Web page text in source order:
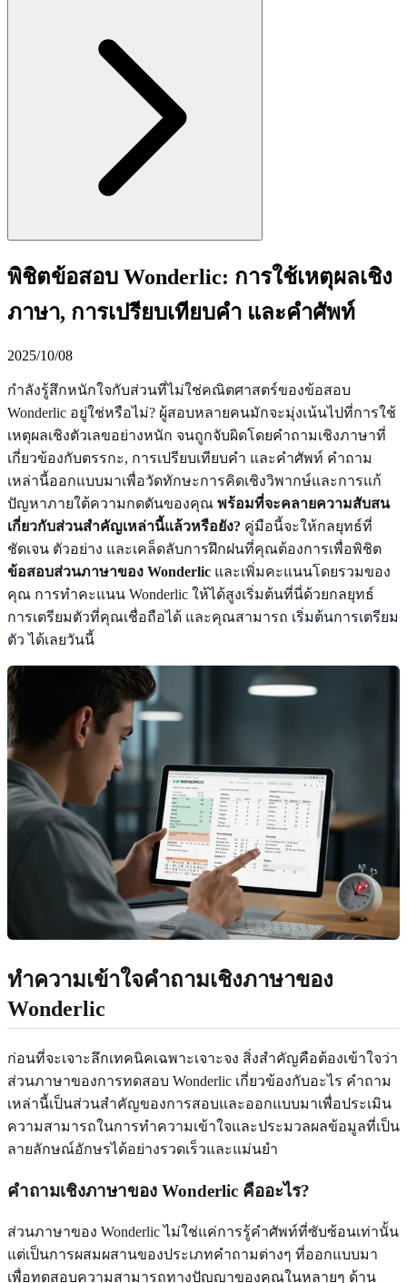
พิชิตข้อสอบ Wonderlic: การใช้เหตุผลเชิง
ภาษา, การเปรียบเทียบคำ และคำศัพท์
2025/10/08
กำลังรู้สึกหนักใจกับส่วนที่ไม่ใช่คณิตศาสตร์ของข้อสอบ
Wonderlic อยู่ใช่หรือไม่? ผู้สอบหลายคนมักจะมุ่งเน้นไปที่การใช้
เหตุผลเชิงตัวเลขอย่างหนัก จนถูกจับผิดโดยคำถามเชิงภาษาที่
เกี่ยวข้องกับตรรกะ, การเปรียบเทียบคำ และคำศัพท์ คำถาม
เหล่านี้ออกแบบมาเพื่อวัดทักษะการคิดเชิงวิพากษ์และการแก้
ปัญหาภายใต้ความกดดันของคุณ พร้อมที่จะคลายความสับสน
เกี่ยวกับส่วนสำคัญเหล่านี้แล้วหรือยัง? คู่มือนี้จะให้กลยุทธ์ที่
ชัดเจน ตัวอย่าง และเคล็ดลับการฝึกฝนที่คุณต้องการเพื่อพิชิต
ข้อสอบส่วนภาษาของ Wonderlic และเพิ่มคะแนนโดยรวมของ
คุณ การทำคะแนน Wonderlic ให้ได้สูงเริ่มต้นที่นี่ด้วยกลยุทธ์
การเตรียมตัวที่คุณเชื่อถือได้ และคุณสามารถ เริ่มต้นการเตรียม
ตัว ได้เลยวันนี้
ทำความเข้าใจคำถามเชิงภาษาของ
Wonderlic
ก่อนที่จะเจาะลึกเทคนิคเฉพาะเจาะจง สิ่งสำคัญคือต้องเข้าใจว่า
ส่วนภาษาของการทดสอบ Wonderlic เกี่ยวข้องกับอะไร คำถาม
เหล่านี้เป็นส่วนสำคัญของการสอบและออกแบบมาเพื่อประเมิน
ความสามารถในการทำความเข้าใจและประมวลผลข้อมูลที่เป็น
ลายลักษณ์อักษรได้อย่างรวดเร็วและแม่นยำ
คำถามเชิงภาษาของ Wonderlic คืออะไร?
ส่วนภาษาของ Wonderlic ไม่ใช่แค่การรู้คำศัพท์ที่ซับซ้อนเท่านั้น
แต่เป็นการผสมผสานของประเภทคำถามต่างๆ ที่ออกแบบมา
เพื่อทดสอบความสามารถทางปัญญาของคุณในหลายๆ ด้าน